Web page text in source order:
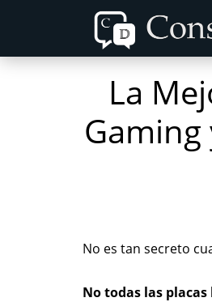
content
primary
La
Gaming
No es tan secreto
No todas las placas